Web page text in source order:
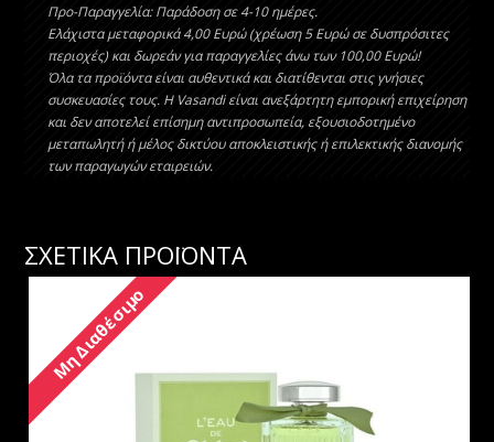
Προ-Παραγγελία: Παράδοση σε 4-10 ημέρες.
Ελάχιστα μεταφορικά 4,00 Ευρώ (χρέωση 5 Ευρώ σε δυσπρόσιτες
περιοχές) και δωρεάν για παραγγελίες άνω των 100,00 Ευρώ!
Όλα τα προϊόντα είναι αυθεντικά και διατίθενται στις γνήσιες
συσκευασίες τους. Η Vasandi είναι ανεξάρτητη εμπορική επιχείρηση
και δεν αποτελεί επίσημη αντιπροσωπεία, εξουσιοδοτημένο
μεταπωλητή ή μέλος δικτύου αποκλειστικής ή επιλεκτικής διανομής
των παραγωγών εταιρειών.
ΣΧΕΤΙΚΑ ΠΡΟΪΟΝΤΑ
Μη Διαθέσιμο